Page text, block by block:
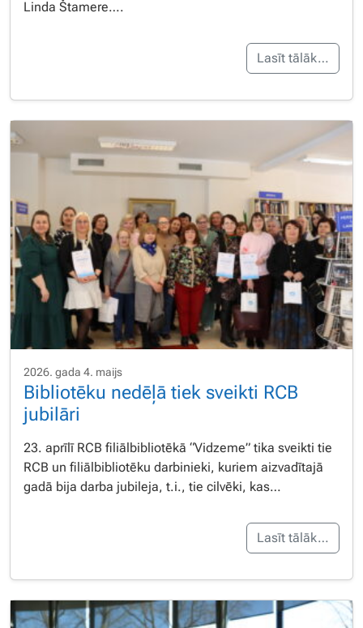
Linda Štamere….
Lasīt tālāk…
2026. gada 4. maijs
Bibliotēku nedēļā tiek sveikti RCB
jubilāri
23. aprīlī RCB filiālbibliotēkā “Vidzeme” tika sveikti tie
RCB un filiālbibliotēku darbinieki, kuriem aizvadītajā
gadā bija darba jubileja, t.i., tie cilvēki, kas…
Lasīt tālāk…